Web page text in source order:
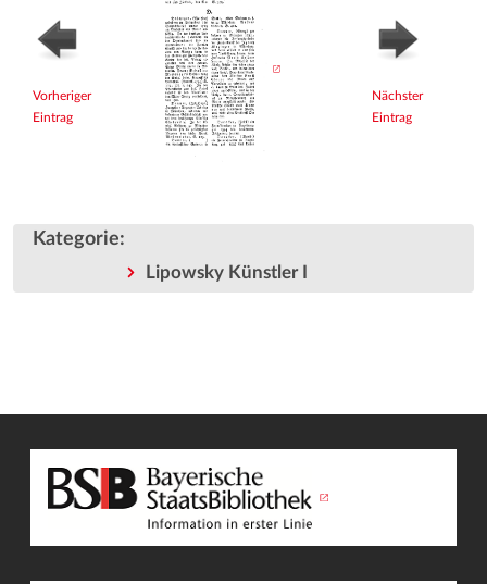
Vorheriger
Eintrag
Nächster
Eintrag
Kategorie:
Lipowsky Künstler I